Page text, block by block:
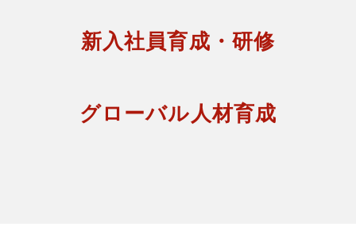
新入社員育成・研修
グローバル人材育成